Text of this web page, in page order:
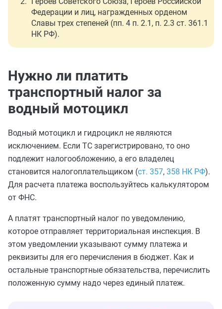
Федерации и лиц, награжденных орденом
Славы трех степеней (пп. 4 п. 2.1, п. 2.3 ст. 361.1
НК РФ).
Нужно ли платить
транспортный налог за
водный мотоцикл
Водный мотоцикл и гидроцикл не являются
исключением. Если ТС зарегистрировано, то оно
подлежит налогообложению, а его владелец
становится налогоплательщиком (ст. 357, 358 НК РФ).
Для расчета платежа воспользуйтесь калькулятором
от ФНС.
А платят транспортный налог по уведомлению,
которое отправляет территориальная инспекция. В
этом уведомлении указывают сумму платежа и
реквизиты для его перечисления в бюджет. Как и
остальные транспортные обязательства, перечислить
положенную сумму надо через единый платеж.